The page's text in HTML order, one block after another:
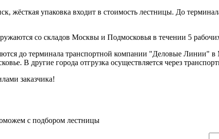
жёсткая упаковка входит в стоимость лестницы. До
со складов Москвы и Подмосковья в течении 5
до терминала транспортной компании "Деловые Линии" в
В другие города отгрузка осуществляется через
заказчика!
с подбором лестницы